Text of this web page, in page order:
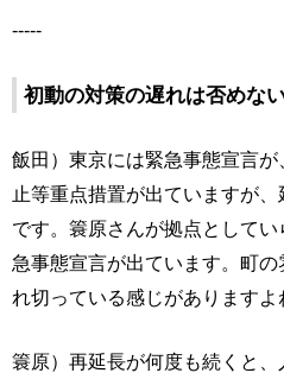
-----
初動の対策の遅れは否めな
飯田）東京には緊急事態宣言
止等重点措置が出ていますが
です。簑原さんが拠点として
急事態宣言が出ています。町
れ切っている感じがありますよ
簑原）再延長が何度も続くと